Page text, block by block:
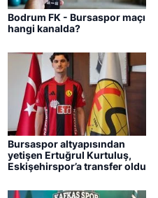
Bodrum FK - Bursaspor maçı
hangi kanalda?
Bursaspor altyapısından
yetişen Ertuğrul Kurtuluş,
Eskişehirspor’a transfer oldu